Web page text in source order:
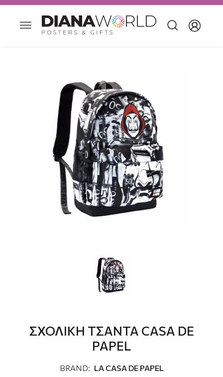
ΣΧΟΛΙΚΗ ΤΣΑΝΤΑ CASA DE
PAPEL
BRAND: LA CASA DE PAPEL